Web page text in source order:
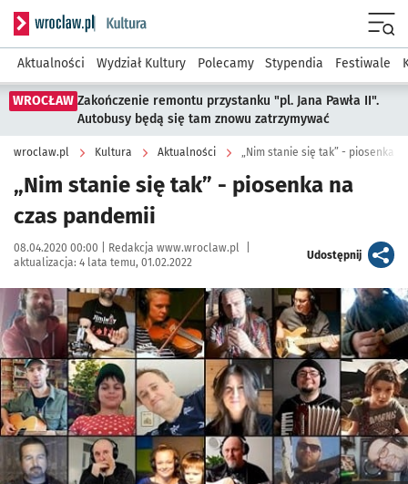
Serwis informacyjny wroclaw.pl podserwis: Kultura
Aktualności Wydział Kultury Polecamy Stypendia Festiwale
WROCŁAW Zakończenie remontu przystanku "pl. Jana Pawła II".
Autobusy będą się tam znowu zatrzymywać
wroclaw.pl Kultura Aktualności „Nim stanie się tak” - piosenka
„Nim stanie się tak” - piosenka na
czas pandemii
Data publikacji:
08.04.2020 00:00 | Autor:
Redakcja www.wroclaw.pl
aktualizacja: 4 lata temu, 01.02.2022
Udostępnijartykuł
Kliknij, aby powiększyć